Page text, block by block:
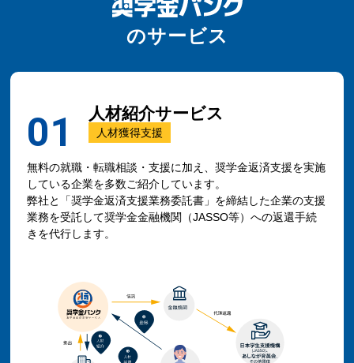
のサービス
01 人材紹介サービス
人材獲得支援
無料の就職・転職相談・支援に加え、奨学金返済支援を実施
している企業を多数ご紹介しています。
弊社と「奨学金返済支援業務委託書」を締結した企業の支援
業務を受託して奨学金金融機関（JASSO等）への返還手続
きを代行します。